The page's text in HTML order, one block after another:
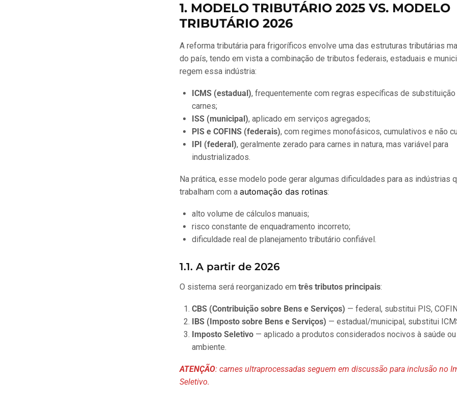
1. MODELO TRIBUTÁRIO 2025 VS. MODELO
TRIBUTÁRIO 2026
A reforma tributária para frigoríficos envolve uma das estruturas tributárias
do país, tendo em vista a combinação de tributos federais, estaduais e
regem essa indústria:
ICMS (estadual), frequentemente com regras específicas de substituição
carnes;
ISS (municipal), aplicado em serviços agregados;
PIS e COFINS (federais), com regimes monofásicos, cumulativos e não
IPI (federal), geralmente zerado para carnes in natura, mas variável para
industrializados.
Na prática, esse modelo pode gerar algumas dificuldades para as indústrias
trabalham com a automação das rotinas:
alto volume de cálculos manuais;
risco constante de enquadramento incorreto;
dificuldade real de planejamento tributário confiável.
1.1. A partir de 2026
O sistema será reorganizado em três tributos principais:
CBS (Contribuição sobre Bens e Serviços) — federal, substitui PIS,
IBS (Imposto sobre Bens e Serviços) — estadual/municipal, substitui
Imposto Seletivo — aplicado a produtos considerados nocivos à saúde
ambiente.
ATENÇÃO: carnes ultraprocessadas seguem em discussão para inclusão no
Seletivo.